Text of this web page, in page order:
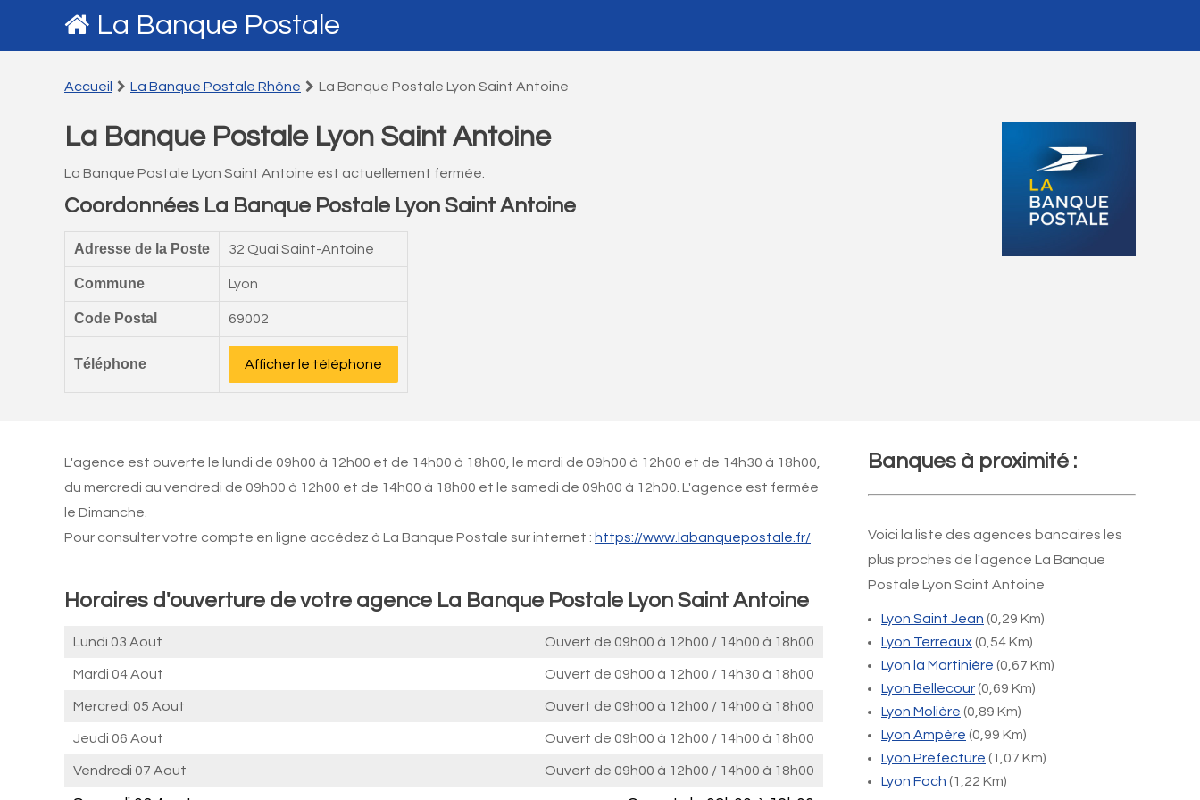
La Banque Postale
Accueil La Banque Postale Rhône La Banque Postale Lyon Saint Antoine
La Banque Postale Lyon Saint Antoine
La Banque Postale Lyon Saint Antoine est actuellement fermée.
Coordonnées La Banque Postale Lyon Saint Antoine
Adresse de la Poste 32 Quai Saint-Antoine
Commune Lyon
Code Postal 69002
Téléphone Afficher le téléphone
L'agence est ouverte le lundi de 09h00 à 12h00 et de 14h00 à 18h00, le mardi de 09h00 à 12h00 et de 14h30 à 18h00,
du mercredi au vendredi de 09h00 à 12h00 et de 14h00 à 18h00 et le samedi de 09h00 à 12h00. L'agence est fermée
le Dimanche.
Pour consulter votre compte en ligne accédez à La Banque Postale sur internet : https://www.labanquepostale.fr/
Horaires d'ouverture de votre agence La Banque Postale Lyon Saint Antoine
Lundi 03 Aout Ouvert de 09h00 à 12h00 / 14h00 à 18h00
Mardi 04 Aout Ouvert de 09h00 à 12h00 / 14h30 à 18h00
Mercredi 05 Aout Ouvert de 09h00 à 12h00 / 14h00 à 18h00
Jeudi 06 Aout Ouvert de 09h00 à 12h00 / 14h00 à 18h00
Vendredi 07 Aout Ouvert de 09h00 à 12h00 / 14h00 à 18h00
Banques à proximité :
Voici la liste des agences bancaires les
plus proches de l'agence La Banque
Postale Lyon Saint Antoine
Lyon Saint Jean (0,29 Km)
Lyon Terreaux(0,54 Km)
Lyon la Martinière (0,67 Km)
Lyon Bellecour(0,69 Km)
Lyon Molière (0,89 Km)
Lyon Ampère (0,99 Km)
Lyon Préfecture (1,07 Km)
Lyon Foch (1,22 Km)